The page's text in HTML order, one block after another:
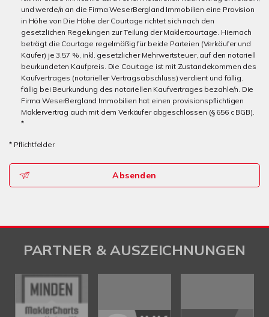
und werde/n an die Firma WeserBergland Immobilien eine Provision
in Höhe von Die Höhe der Courtage richtet sich nach den
gesetzlichen Regelungen zur Teilung der Maklercourtage. Hiernach
beträgt die Courtage regelmäßig für beide Parteien (Verkäufer und
Käufer) je 3,57 %, inkl. gesetzlicher Mehrwertsteuer, auf den notariell
beurkundeten Kaufpreis. Die Courtage ist mit Zustandekommen des
Kaufvertrages (notarieller Vertragsabschluss) verdient und fällig.
fällig bei Beurkundung des notariellen Kaufvertrages bezahle/n. Die
Firma WeserBergland Immobilien hat einen provisionspflichtigen
Maklervertrag auch mit dem Verkäufer abgeschlossen (§ 656 c BGB).
*
* Pflichtfelder
Absenden
PARTNER & AUSZEICHNUNGEN